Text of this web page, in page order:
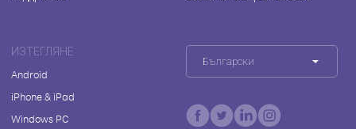
ИЗТЕГЛЯНЕ
Android
iPhone & iPad
Windows PC
Български